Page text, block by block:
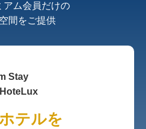
アム会員だけの
間をご提供
Stay
テルを